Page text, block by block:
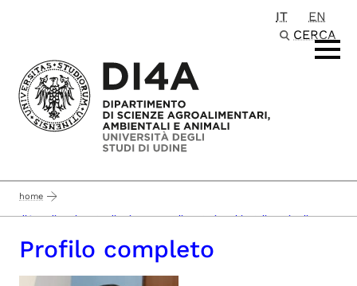
IT
EN
CERCA
home
di4a - dipartimento di scienze agroalimentari, ambientali e animali
Profilo completo